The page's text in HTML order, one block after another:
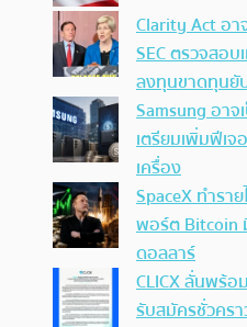
Clarity Act อา
SEC ตรวจสอ
ลงทุนขาดทุนยั
Samsung อา
เตรียมเพิ่มฟีเ
เครื่อง
SpaceX ทำรา
พอร์ต Bitcoin
ดอลลาร์
CLICX ลั่นพร้
รับสมัครชั่วคร